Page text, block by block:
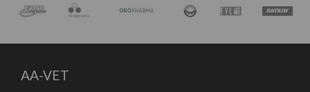
AA-VET